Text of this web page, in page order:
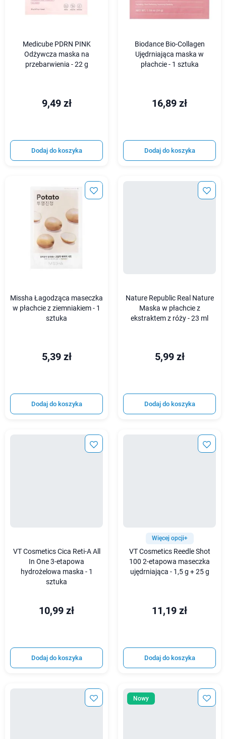
Medicube PDRN PINK
Odżywcza maska na
przebarwienia - 22 g
9,49 zł
Dodaj do koszyka
Biodance Bio-Collagen
Ujędrniająca maska w
płachcie - 1 sztuka
16,89 zł
Dodaj do koszyka
Missha Łagodząca maseczka
w płachcie z ziemniakiem - 1
sztuka
5,39 zł
Dodaj do koszyka
Nature Republic Real Nature
Maska w płachcie z
ekstraktem z róży - 23 ml
5,99 zł
Dodaj do koszyka
VT Cosmetics Cica Reti-A All
In One 3-etapowa
hydrożelowa maska - 1
sztuka
10,99 zł
Dodaj do koszyka
Więcej opcji+
VT Cosmetics Reedle Shot
100 2-etapowa maseczka
ujędrniająca - 1,5 g + 25 g
11,19 zł
Dodaj do koszyka
Nowy